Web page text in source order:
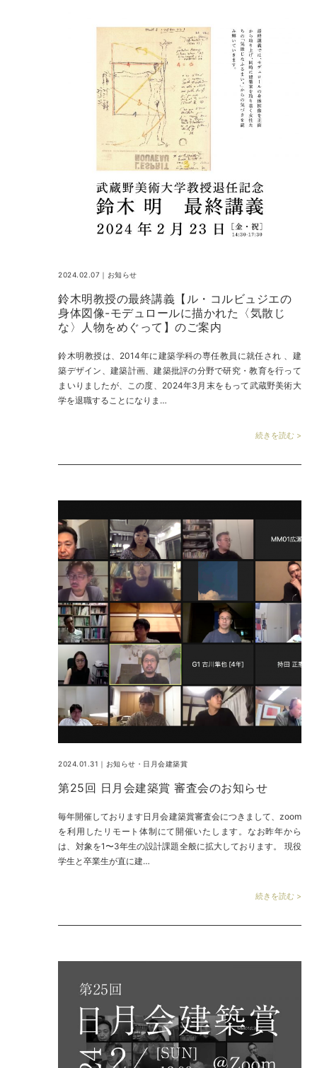
2024.02.07｜ お知らせ
鈴木明教授の最終講義【ル・コルビュジエの
身体図像-モデュロールに描かれた〈気散じ
な〉人物をめぐって】のご案内
鈴木明教授は、2014年に建築学科の専任教員に就任され 、建
築デザイン、建築計画、建築批評の分野で研究・教育を行って
まいりましたが、この度、2024年3月末をもって武蔵野美術大
学を退職することになりま…
続きを読む >
2024.01.31｜ お知らせ ・ 日月会建築賞
第25回 日月会建築賞 審査会のお知らせ
毎年開催しております日月会建築賞審査会につきまして、zoom
を利用したリモート体制にて開催いたします。なお昨年から
は、対象を1〜3年生の設計課題全般に拡大しております。 現役
学生と卒業生が直に建…
続きを読む >